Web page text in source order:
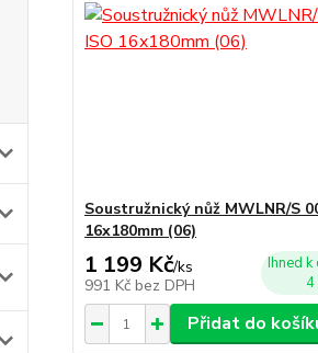
Soustružnický nůž MWLNR/S
16x180mm (06)
1 199 Kč/ks
991 Kč bez DPH
Ihned
4
Přidat do